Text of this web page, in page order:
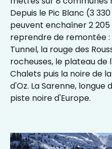
Depuis le Pic Blanc (3
peuvent enchaîner 2
reprendre de remontée
Tunnel, la rouge des
rocheuses, le plateau de
Chalets puis la noire de
d'Oz. La Sarenne, longue
piste noire d'Europe.